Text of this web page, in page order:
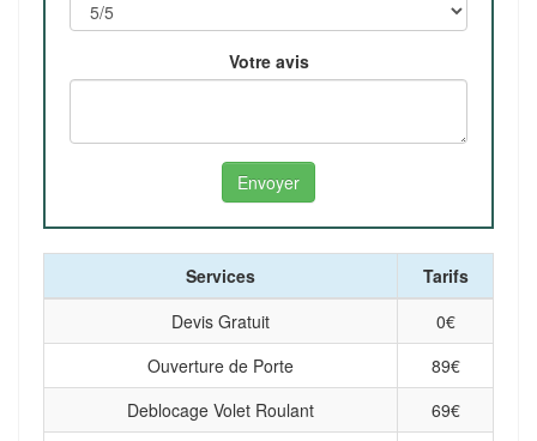
Votre avis
Services
Tarifs
Devis Gratuit
0€
Ouverture de Porte
89€
Deblocage Volet Roulant
69€